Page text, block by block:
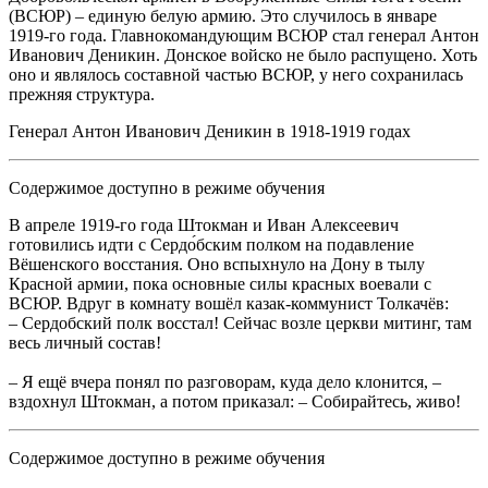
(ВСЮР) – единую белую армию. Это случилось в январе
1919-го года. Главнокомандующим ВСЮР стал генерал Антон
Иванович Деникин. Донское войско не было распущено. Хоть
оно и являлось составной частью ВСЮР, у него сохранилась
прежняя структура.
Генерал Антон Иванович Деникин в 1918-1919 годах
Содержимое доступно в режиме обучения
В апреле 1919-го года Штокман и Иван Алексеевич
готовились идти с Сердо́бским полком на подавление
Вёшенского восстания. Оно вспыхнуло на Дону в тылу
Красной армии, пока основные силы красных воевали с
ВСЮР. Вдруг в комнату вошёл казак-коммунист Толкачёв:
– Сердобский полк восстал! Сейчас возле церкви митинг, там
весь личный состав!
– Я ещё вчера понял по разговорам, куда дело клонится, –
вздохнул Штокман, а потом приказал: – Собирайтесь, живо!
Содержимое доступно в режиме обучения